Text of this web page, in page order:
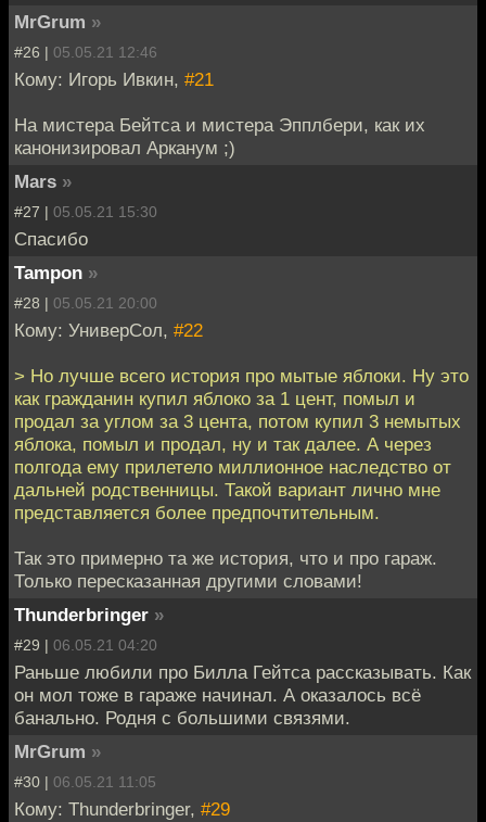
MrGrum »
#26 | 05.05.21 12:46
Кому: Игорь Ивкин, #21
На мистера Бейтса и мистера Эпплбери, как их
канонизировал Арканум ;)
Mars »
#27 | 05.05.21 15:30
Спасибо
Tampon »
#28 | 05.05.21 20:00
Кому: УниверСол, #22
> Но лучше всего история про мытые яблоки. Ну это
как гражданин купил яблоко за 1 цент, помыл и
продал за углом за 3 цента, потом купил 3 немытых
яблока, помыл и продал, ну и так далее. А через
полгода ему прилетело миллионное наследство от
дальней родственницы. Такой вариант лично мне
представляется более предпочтительным.
Так это примерно та же история, что и про гараж.
Только пересказанная другими словами!
Thunderbringer »
#29 | 06.05.21 04:20
Раньше любили про Билла Гейтса рассказывать. Как
он мол тоже в гараже начинал. А оказалось всё
банально. Родня с большими связями.
MrGrum »
#30 | 06.05.21 11:05
Кому: Thunderbringer, #29